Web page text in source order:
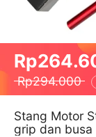
Rp294.000
Stang Motor
grip dan